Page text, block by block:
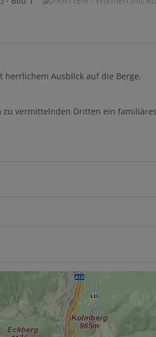
Ausblick auf die Berge.
vermittelnden Dritten ein